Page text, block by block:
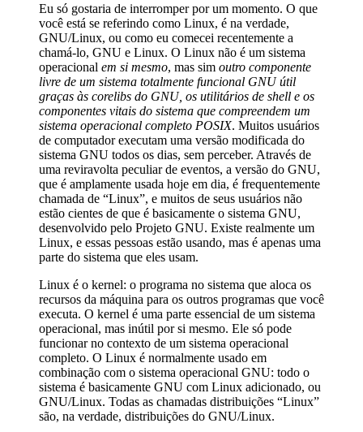
Eu só gostaria de interromper por um momento. O que
você está se referindo como Linux, é na verdade,
GNU/Linux, ou como eu comecei recentemente a
chamá-lo, GNU e Linux. O Linux não é um sistema
operacional em si mesmo, mas sim outro componente
livre de um sistema totalmente funcional GNU útil
graças às corelibs do GNU, os utilitários de shell e os
componentes vitais do sistema que compreendem um
sistema operacional completo POSIX. Muitos usuários
de computador executam uma versão modificada do
sistema GNU todos os dias, sem perceber. Através de
uma reviravolta peculiar de eventos, a versão do GNU,
que é amplamente usada hoje em dia, é frequentemente
chamada de “Linux”, e muitos de seus usuários não
estão cientes de que é basicamente o sistema GNU,
desenvolvido pelo Projeto GNU. Existe realmente um
Linux, e essas pessoas estão usando, mas é apenas uma
parte do sistema que eles usam.
Linux é o kernel: o programa no sistema que aloca os
recursos da máquina para os outros programas que você
executa. O kernel é uma parte essencial de um sistema
operacional, mas inútil por si mesmo. Ele só pode
funcionar no contexto de um sistema operacional
completo. O Linux é normalmente usado em
combinação com o sistema operacional GNU: todo o
sistema é basicamente GNU com Linux adicionado, ou
GNU/Linux. Todas as chamadas distribuições “Linux”
são, na verdade, distribuições do GNU/Linux.